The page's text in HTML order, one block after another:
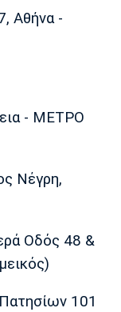
Αθήνα -
- ΜΕΤΡΟ
Νέγρη,
Οδός 48 &
101